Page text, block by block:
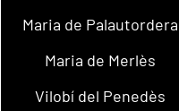
Maria de Palautordera
Maria de Merlès
Vilobí del Penedès